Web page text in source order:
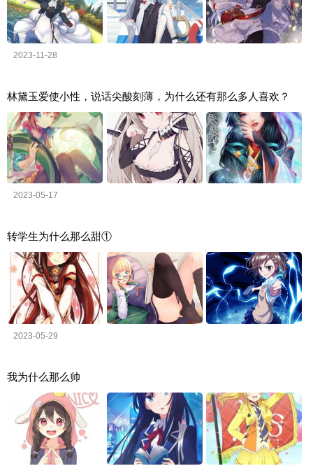
2023-11-28
林黛玉爱使小性，说话尖酸刻薄，为什么还有那么多人喜欢？
2023-05-17
转学生为什么那么甜①
2023-05-29
我为什么那么帅